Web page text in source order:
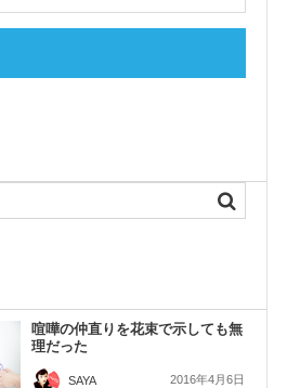
喧嘩の仲直りを花束で示しても無
理だった
SAYA 2016年4月6日